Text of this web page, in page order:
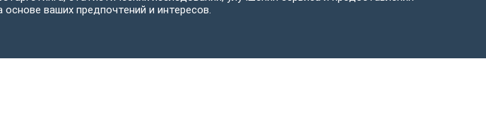
ваших предпочтений и интересов.